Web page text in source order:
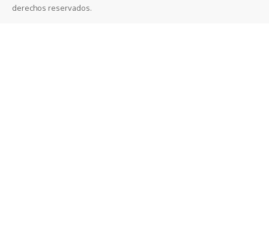
derechos reservados.